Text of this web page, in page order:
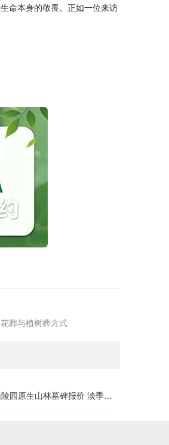
命本身的敬畏。正如一位来访
葬与植树葬方式
园原生山林墓碑报价 淡季专